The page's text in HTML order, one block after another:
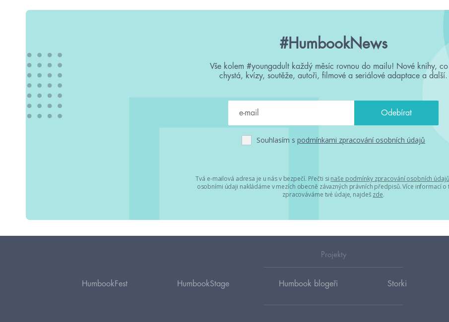
#HumbookNews
Vše kolem #youngadult každý měsíc rovnou do mailu! Nové knihy, co
chystá, kvízy, soutěže, autoři, filmové a seriálové adaptace a další.
Souhlasím s podmínkami zpracování osobních údajů
Tvá e-mailová adresa je u nás v bezpečí. Přečti si naše podmínky zpracování osobních údajů
osobními údaji nakládáme v mezích obecně závazných právních předpisů. Více informací o
zpracováváme tvé údaje, najdeš zde.
Projekty
HumbookFest HumbookStage Humbook blogeři Storki